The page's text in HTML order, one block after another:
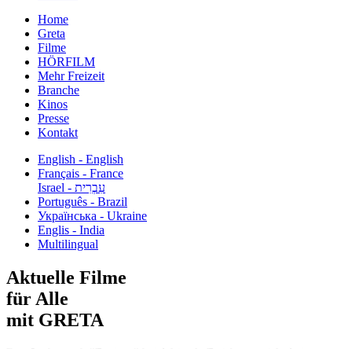
Home
Greta
Filme
HÖRFILM
Mehr Freizeit
Branche
Kinos
Presse
Kontakt
English - English
Français - France
עִבְרִית - Israel
Português - Brazil
Українська - Ukraine
Englis - India
Multilingual
Aktuelle Filme
für Alle
mit GRETA